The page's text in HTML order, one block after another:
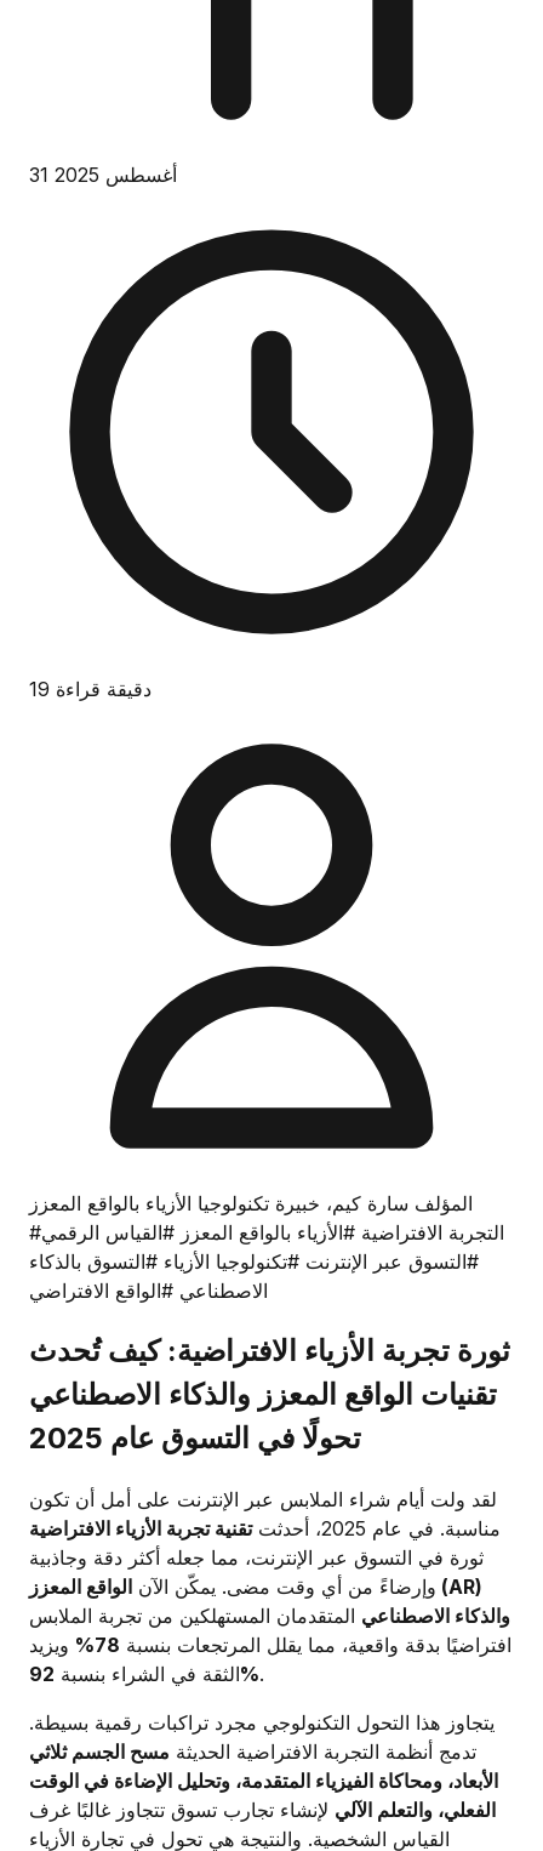
31 أغسطس 2025
19 دقيقة قراءة
المؤلف سارة كيم، خبيرة تكنولوجيا الأزياء بالواقع المعزز
#التجربة الافتراضية #الأزياء بالواقع المعزز #القياس الرقمي
#التسوق عبر الإنترنت #تكنولوجيا الأزياء #التسوق بالذكاء
الاصطناعي #الواقع الافتراضي
ثورة تجربة الأزياء الافتراضية: كيف تُحدث
تقنيات الواقع المعزز والذكاء الاصطناعي
تحولًا في التسوق عام 2025
لقد ولت أيام شراء الملابس عبر الإنترنت على أمل أن تكون
مناسبة. في عام 2025، أحدثت
تقنية تجربة الأزياء الافتراضية
ثورة في التسوق عبر الإنترنت، مما جعله أكثر دقة وجاذبية
وإرضاءً من أي وقت مضى. يمكّن الآن الواقع المعزز (AR)
والذكاء الاصطناعي المتقدمان المستهلكين من تجربة الملابس
افتراضيًا بدقة واقعية، مما يقلل المرتجعات بنسبة 78%
ويزيد
الثقة في الشراء بنسبة92%.
يتجاوز هذا التحول التكنولوجي مجرد تراكبات رقمية بسيطة.
تدمج أنظمة التجربة الافتراضية الحديثة مسح الجسم ثلاثي
الأبعاد، ومحاكاة الفيزياء المتقدمة، وتحليل الإضاءة في الوقت
الفعلي، والتعلم الآلي لإنشاء تجارب تسوق تتجاوز غالبًا غرف
القياس الشخصية. والنتيجة هي تحول في تجارة الأزياء